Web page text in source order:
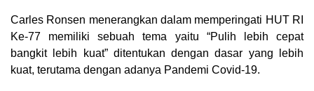
Carles Ronsen menerangkan dalam memperingati HUT RI
Ke-77 memiliki sebuah tema yaitu “Pulih lebih cepat
bangkit lebih kuat” ditentukan dengan dasar yang lebih
kuat, terutama dengan adanya Pandemi Covid-19.